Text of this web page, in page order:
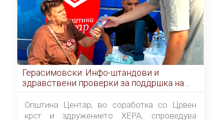
Герасимовски: Инфо-штандови и
здравствени проверки за поддршка на
граѓаните во услови на топлотен бран
Општина Центар, во соработка со Црвен
крст и здружението ХЕРА, спроведува